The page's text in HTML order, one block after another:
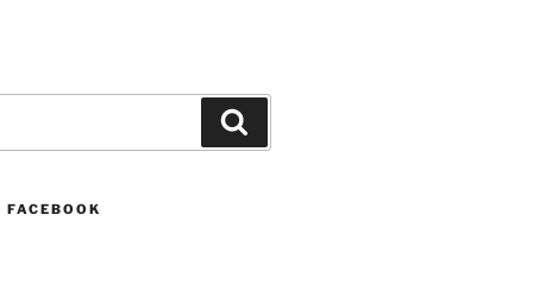
FACEBOOK